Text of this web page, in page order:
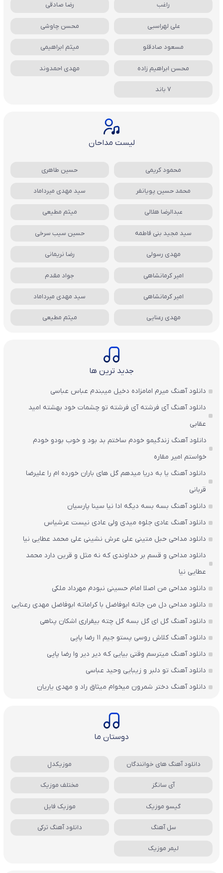
راغب رضا صادقی
علی لهراسبی محسن چاوشی
مسعود صادقلو میثم ابراهیمی
محسن ابراهیم زاده مهدی احمدوند
7 باند
لیست مداحان
محمود کریمی حسین طاهری
محمد حسین پویانفر سید مهدی میرداماد
عبدالرضا هلالی میثم مطیعی
سید مجید بنی فاطمه حسین سیب سرخی
مهدی رسولی رضا نریمانی
امیر کرمانشاهی جواد مقدم
امیر کرمانشاهی سید مهدی میرداماد
مهدی رعنایی میثم مطیعی
جدید ترین ها
دانلود آهنگ میرم امامزاده دخیل میبندم عباس عباسی
دانلود آهنگ آی فرشته آی فرشته تو چشمات خود بهشته امید
عقابی
دانلود آهنگ زندگیمو خودم ساختم بد بود و خوب بودو خودم
خواستم امیر مقاره
دانلود آهنگ یا به دریا میدهم گل های باران‌ خورده ام را علیرضا
قربانی
دانلود آهنگ بسه بسه دیگه ادا نیا سینا پارسیان
دانلود آهنگ عادی جلوه میدی ولی عادی نیست عرشیاس
دانلود مداحی حبل متینی علی عرش نشینی علی محمد عطایی نیا
دانلود مداحی و قسم بر خداوندی که نه مثل و قرین دارد محمد
عطایی نیا
دانلود مداحی من اصلا امام حسینی نبودم مهرداد ملکی
دانلود مداحی دل من جاته ابوفاضل با کراماته ابوفاضل مهدی رعنایی
دانلود آهنگ گل ای گل بسه گل چته بیقراری اشکان پناهی
دانلود آهنگ کلاش روسی پستو جیم ۱۱ رضا پاپی
دانلود آهنگ میترسم وقتی بیایی که دیر دیر وا رضا پاپی
دانلود آهنگ تو دلبر و زیبایی وحید عباسی
دانلود آهنگ دختر شمرون میخوام میثاق راد و مهدی یاریان
دوستان ما
دانلود آهنگ های خوانندگان موزیکدل
آی سانگز مختلف موزیک
گیسو موزیک موزیک فایل
سل آهنگ دانلود آهنگ ترکی
لیمر موزیک